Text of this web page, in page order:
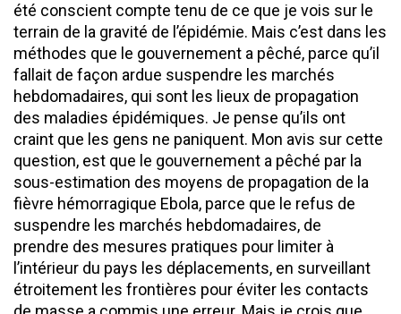
été conscient compte tenu de ce que je vois sur le
terrain de la gravité de l’épidémie. Mais c’est dans les
méthodes que le gouvernement a pêché, parce qu’il
fallait de façon ardue suspendre les marchés
hebdomadaires, qui sont les lieux de propagation
des maladies épidémiques. Je pense qu’ils ont
craint que les gens ne paniquent. Mon avis sur cette
question, est que le gouvernement a pêché par la
sous-estimation des moyens de propagation de la
fièvre hémorragique Ebola, parce que le refus de
suspendre les marchés hebdomadaires, de
prendre des mesures pratiques pour limiter à
l’intérieur du pays les déplacements, en surveillant
étroitement les frontières pour éviter les contacts